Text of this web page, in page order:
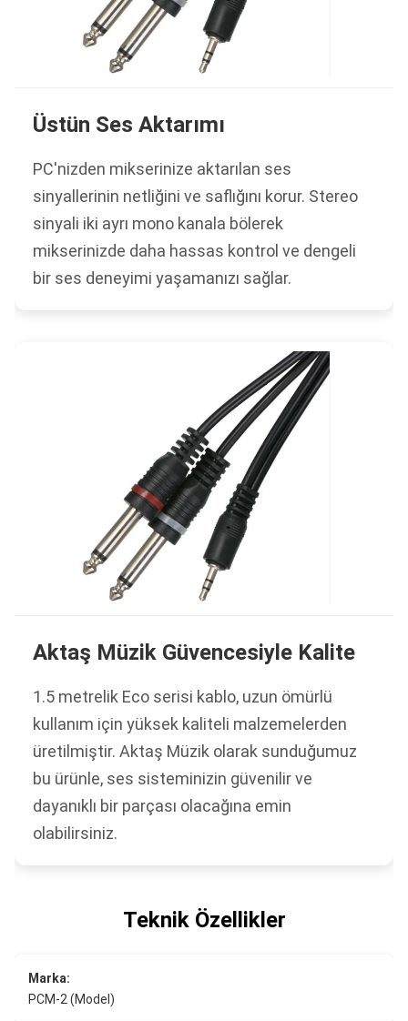
Üstün Ses Aktarımı
PC'nizden mikserinize aktarılan ses
sinyallerinin netliğini ve saflığını korur. Stereo
sinyali iki ayrı mono kanala bölerek
mikserinizde daha hassas kontrol ve dengeli
bir ses deneyimi yaşamanızı sağlar.
Aktaş Müzik Güvencesiyle Kalite
1.5 metrelik Eco serisi kablo, uzun ömürlü
kullanım için yüksek kaliteli malzemelerden
üretilmiştir. Aktaş Müzik olarak sunduğumuz
bu ürünle, ses sisteminizin güvenilir ve
dayanıklı bir parçası olacağına emin
olabilirsiniz.
Teknik Özellikler
Marka:
PCM-2 (Model)